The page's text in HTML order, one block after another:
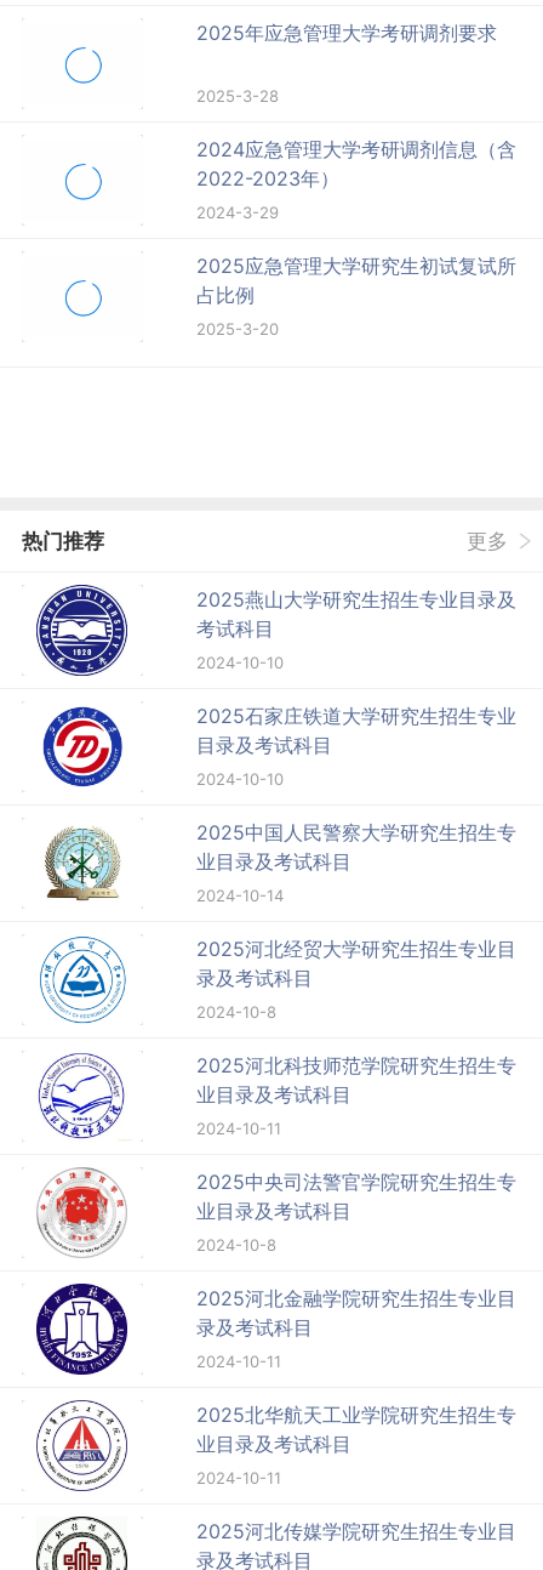
2025年应急管理大学考研调剂要求
2025-3-28
2024应急管理大学考研调剂信息（含
2022-2023年）
2024-3-29
2025应急管理大学研究生初试复试所
占比例
2025-3-20
热门推荐 更多
2025燕山大学研究生招生专业目录及
考试科目
2024-10-10
2025石家庄铁道大学研究生招生专业
目录及考试科目
2024-10-10
2025中国人民警察大学研究生招生专
业目录及考试科目
2024-10-14
2025河北经贸大学研究生招生专业目
录及考试科目
2024-10-8
2025河北科技师范学院研究生招生专
业目录及考试科目
2024-10-11
2025中央司法警官学院研究生招生专
业目录及考试科目
2024-10-8
2025河北金融学院研究生招生专业目
录及考试科目
2024-10-11
2025北华航天工业学院研究生招生专
业目录及考试科目
2024-10-11
2025河北传媒学院研究生招生专业目
录及考试科目